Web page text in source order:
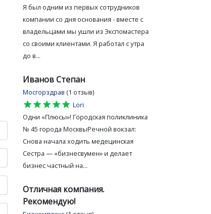
Я был одним из первых сотрудников
компании со дня основания - вместе с
владельцами мы ушли из Экспомастера
со своими клиентами. Я работал с утра
до в...
Иванов Степан
Мосгорздрав (1 отзыв)
star
star
star
star
star
Lori
Одни «Плюсы»! Городская поликлиника
№ 45 города МосквыРечной вокзал:
Снова начала ходить медецинская
Сестра — «бизнесвумен» и делает
бизнес частный на...
Отличная компания.
Рекомендую!